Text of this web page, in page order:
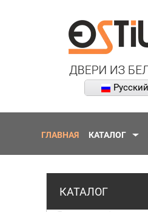
Русский
ГЛАВНАЯ КАТАЛОГ
КАТАЛОГ